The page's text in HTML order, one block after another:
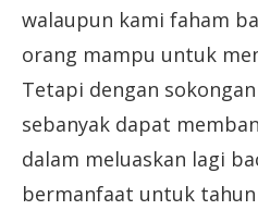
walaupun kami faham
orang mampu untuk
Tetapi dengan
sebanyak dapat
dalam meluaskan lagi
bermanfaat untuk